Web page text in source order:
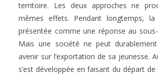
territoire. Les deux approches ne
mêmes effets. Pendant longtemps,
présentée comme une réponse au
Mais une société ne peut
avenir sur l’exportation de sa jeunesse.
s’est développée en faisant du départ